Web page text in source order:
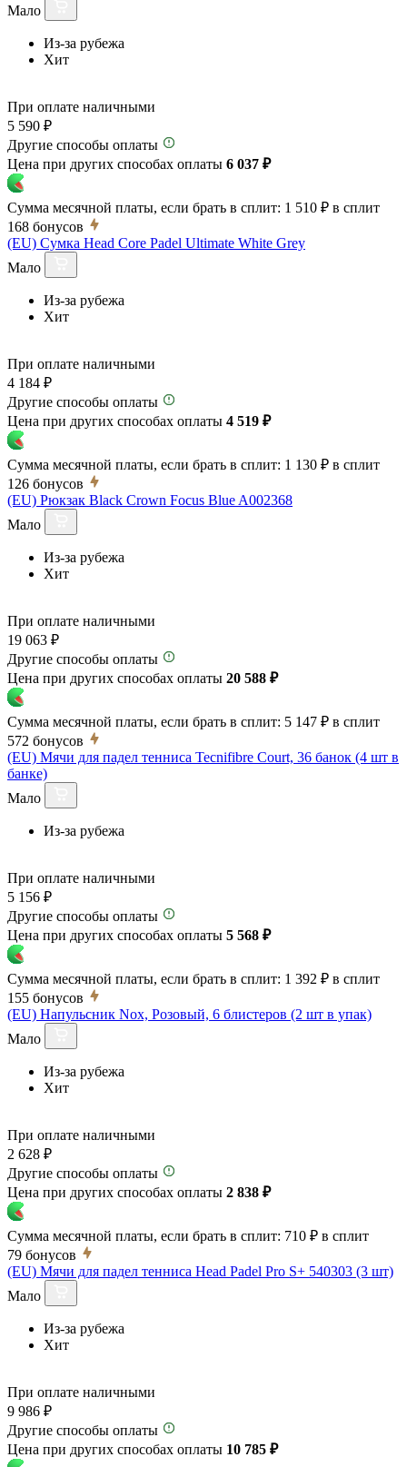
Мало
Из-за рубежа
Хит
При оплате наличными
5 590 ₽
Другие способы оплаты
Цена при других способах оплаты 6 037 ₽
Сумма месячной платы, если брать в сплит: 1 510 ₽ в сплит
168 бонусов
(EU) Сумка Head Core Padel Ultimate White Grey
Мало
Из-за рубежа
Хит
При оплате наличными
4 184 ₽
Другие способы оплаты
Цена при других способах оплаты 4 519 ₽
Сумма месячной платы, если брать в сплит: 1 130 ₽ в сплит
126 бонусов
(EU) Рюкзак Black Crown Focus Blue A002368
Мало
Из-за рубежа
Хит
При оплате наличными
19 063 ₽
Другие способы оплаты
Цена при других способах оплаты 20 588 ₽
Сумма месячной платы, если брать в сплит: 5 147 ₽ в сплит
572 бонусов
(EU) Мячи для падел тенниса Tecnifibre Court, 36 банок (4 шт в
банке)
Мало
Из-за рубежа
При оплате наличными
5 156 ₽
Другие способы оплаты
Цена при других способах оплаты 5 568 ₽
Сумма месячной платы, если брать в сплит: 1 392 ₽ в сплит
155 бонусов
(EU) Напульсник Nox, Розовый, 6 блистеров (2 шт в упак)
Мало
Из-за рубежа
Хит
При оплате наличными
2 628 ₽
Другие способы оплаты
Цена при других способах оплаты 2 838 ₽
Сумма месячной платы, если брать в сплит: 710 ₽ в сплит
79 бонусов
(EU) Мячи для падел тенниса Head Padel Pro S+ 540303 (3 шт)
Мало
Из-за рубежа
Хит
При оплате наличными
9 986 ₽
Другие способы оплаты
Цена при других способах оплаты 10 785 ₽